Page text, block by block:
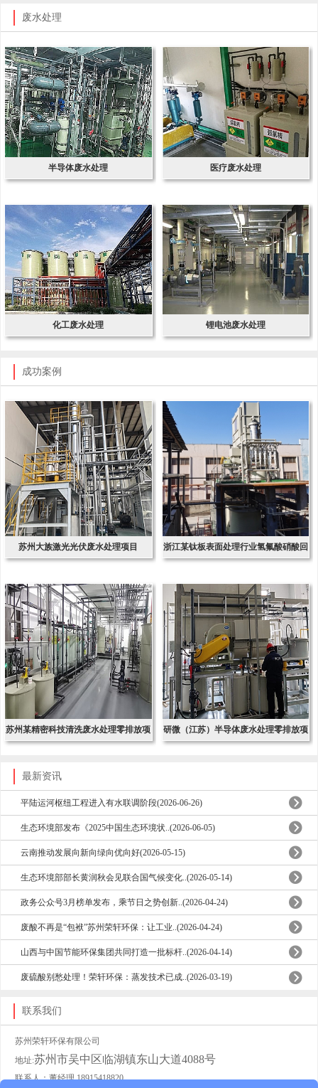
废水处理
半导体废水处理 医疗废水处理
化工废水处理 锂电池废水处理
成功案例
苏州大族激光光伏废水处理项目 浙江某钛板表面处理行业氢氟酸硝酸回
苏州某精密科技清洗废水处理零排放项 研微（江苏）半导体废水处理零排放项
最新资讯
平陆运河枢纽工程进入有水联调阶段(2026-06-26)
生态环境部发布《2025中国生态环境状..(2026-06-05)
云南推动发展向新向绿向优向好(2026-05-15)
生态环境部部长黄润秋会见联合国气候变化..(2026-05-14)
政务公众号3月榜单发布，乘节日之势创新..(2026-04-24)
废酸不再是“包袱”苏州荣轩环保：让工业..(2026-04-24)
山西与中国节能环保集团共同打造一批标杆..(2026-04-14)
废硫酸别愁处理！荣轩环保：蒸发技术已成..(2026-03-19)
联系我们
苏州荣轩环保有限公司
地址:苏州市吴中区临湖镇东山大道4088号
联系人：董经理 18915418820